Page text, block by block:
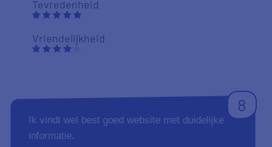
Tevredenheid
Vriendelijkheid
8
Ik vindt wel best goed website met duidelijke
informatie.